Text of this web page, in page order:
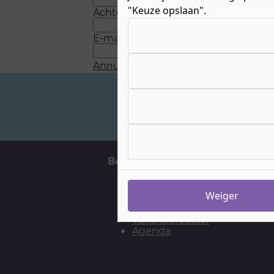
Achternaam*
E-mail
Annuleren
Belangrijke momenten
Vakantierooster
Agenda
"Keuze opslaan".
Weiger